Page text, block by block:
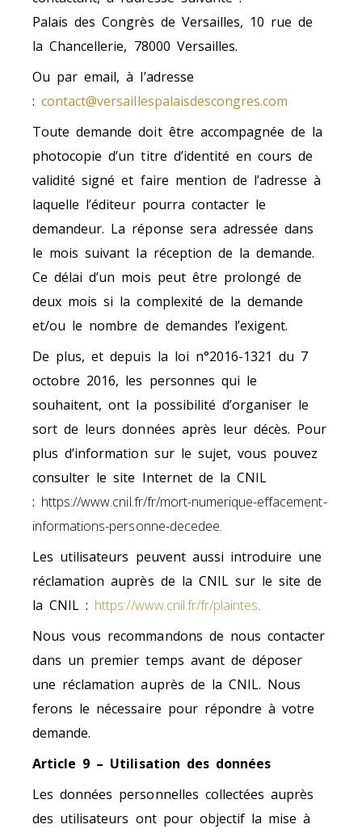
Palais des Congrès de Versailles, 10 rue de
la Chancellerie, 78000 Versailles.
Ou par email, à l’adresse
:contact@versaillespalaisdescongres.com
Toute demande doit être accompagnée de la
photocopie d’un titre d’identité en cours de
validité signé et faire mention de l’adresse à
laquelle l’éditeur pourra contacter le
demandeur. La réponse sera adressée dans
le mois suivant la réception de la demande.
Ce délai d’un mois peut être prolongé de
deux mois si la complexité de la demande
et/ou le nombre de demandes l’exigent.
De plus, et depuis la loi n°2016-1321 du 7
octobre 2016, les personnes qui le
souhaitent, ont la possibilité d’organiser le
sort de leurs données après leur décès. Pour
plus d’information sur le sujet, vous pouvez
consulter le site Internet de la CNIL
: https://www.cnil.fr/fr/mort-numerique-effacement-
informations-personne-decedee.
Les utilisateurs peuvent aussi introduire une
réclamation auprès de la CNIL sur le site de
la CNIL : https://www.cnil.fr/fr/plaintes.
Nous vous recommandons de nous contacter
dans un premier temps avant de déposer
une réclamation auprès de la CNIL. Nous
ferons le nécessaire pour répondre à votre
demande.
Article 9 – Utilisation des données
Les données personnelles collectées auprès
des utilisateurs ont pour objectif la mise à